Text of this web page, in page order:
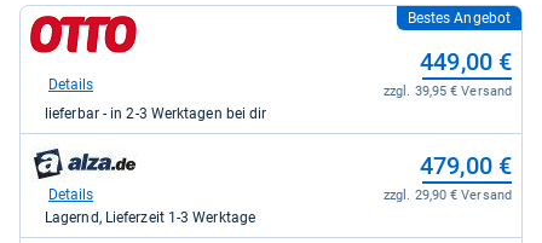
zum
Shop:
Otto.de
449,00
kaufen.
Bestes Angebot
449,00 €
zzgl. 39,95 € Versand
Details
lieferbar - in 2-3 Werktagen bei dir
zum
Shop:
alza.de
479,00 €
zzgl. 29,90 € Versand
Details
Lagernd, Lieferzeit 1-3 Werktage